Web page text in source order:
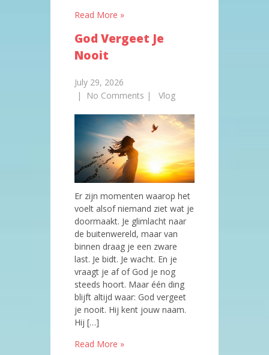
Read More »
God Vergeet Je
Nooit
July 29, 2026
|
No Comments | Vlog
Er zijn momenten waarop het
voelt alsof niemand ziet wat je
doormaakt. Je glimlacht naar
de buitenwereld, maar van
binnen draag je een zware
last. Je bidt. Je wacht. En je
vraagt je af of God je nog
steeds hoort. Maar één ding
blijft altijd waar: God vergeet
je nooit. Hij kent jouw naam.
Hij […]
Read More »